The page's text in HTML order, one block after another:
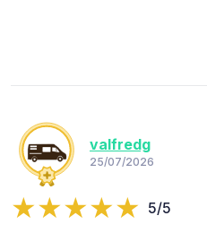
valfredg
25/07/2026
5/5